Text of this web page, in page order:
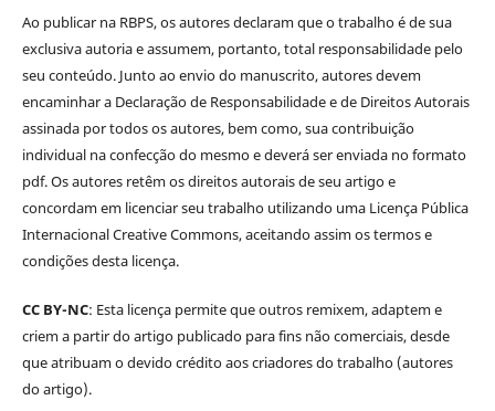
Ao publicar na RBPS, os autores declaram que o trabalho é de sua
exclusiva autoria e assumem, portanto, total responsabilidade pelo
seu conteúdo. Junto ao envio do manuscrito, autores devem
encaminhar a Declaração de Responsabilidade e de Direitos Autorais
assinada por todos os autores, bem como, sua contribuição
individual na confecção do mesmo e deverá ser enviada no formato
pdf. Os autores retêm os direitos autorais de seu artigo e
concordam em licenciar seu trabalho utilizando uma Licença Pública
Internacional Creative Commons, aceitando assim os termos e
condições desta licença.
CC BY-NC: Esta licença permite que outros remixem, adaptem e
criem a partir do artigo publicado para fins não comerciais, desde
que atribuam o devido crédito aos criadores do trabalho (autores
do artigo).